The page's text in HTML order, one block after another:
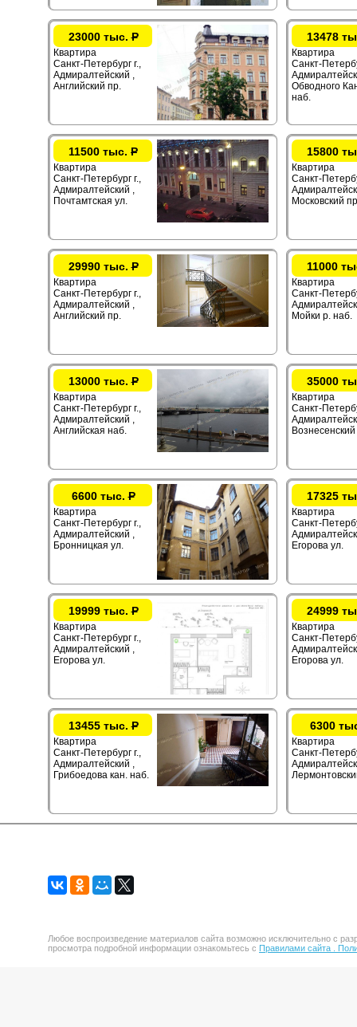
23000 тыс.Р
Квартира
Санкт-Петербург г.,
Адмиралтейский ,
Английский пр.
13478
Квартира
Санкт-
Обводного
наб.
11500 тыс. Р
Квартира
Санкт-Петербург г.,
Адмиралтейский ,
Почтамтская ул.
15800
Квартира
Санкт-
Московский
29990 тыс.Р
Квартира
Санкт-Петербург г.,
Адмиралтейский ,
Английский пр.
11000
Квартира
Санкт-
Мойки р. наб.
13000 тыс.Р
Квартира
Санкт-Петербург г.,
Адмиралтейский ,
Английская наб.
35000
Квартира
Санкт-
6600 тыс.Р
Квартира
Санкт-Петербург г.,
Адмиралтейский ,
Бронницкая ул.
17325
Квартира
Санкт-
Егорова ул.
19999 тыс.Р
Квартира
Санкт-Петербург г.,
Адмиралтейский ,
Егорова ул.
24999
Квартира
Санкт-
Егорова ул.
13455 тыс.Р
Квартира
Санкт-Петербург г.,
Адмиралтейский ,
Грибоедова кан. наб.
6300
Квартира
Санкт-
Любое воспроизведение материалов сайта возможно исключительно с
просмотра подробной информации ознакомьтесь с Правилами сайта .